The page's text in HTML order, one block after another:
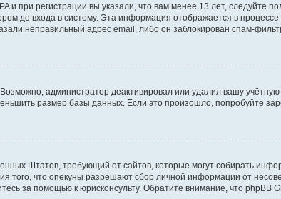
при регистрации вы указали, что вам менее 13 лет, следуйте
до входа в систему. Эта информация отображается в процессе
неправильный адрес email, либо он заблокирован спам-
администратор деактивировал или удалил вашу учётную
размер базы данных. Если это произошло, попробуйте
Штатов, требующий от сайтов, которые могут собирать
того, что опекуны разрешают сбор личной информации от
за помощью к юрисконсульту. Обратите внимание, что phpBB